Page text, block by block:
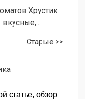
Хрустик
Старые >>
статье, обзор